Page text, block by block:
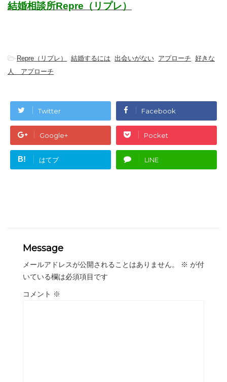
結婚相談所Repre（リプレ）
-Repre（リプレ） , 結婚するには, 出会いがない, アプローチ, 好きな
人 アプローチ
Twitter Facebook
Google+ Pocket
B! はてブ LINE
Message
メールアドレスが公開されることはありません。 ※ が付
いている欄は必須項目です
コメント ※